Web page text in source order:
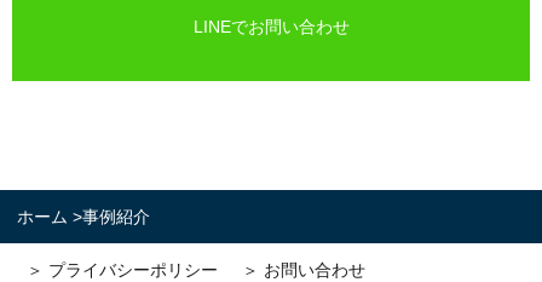
LINEでお問い合わせ
ホーム >事例紹介
＞ プライバシーポリシー ＞ お問い合わせ